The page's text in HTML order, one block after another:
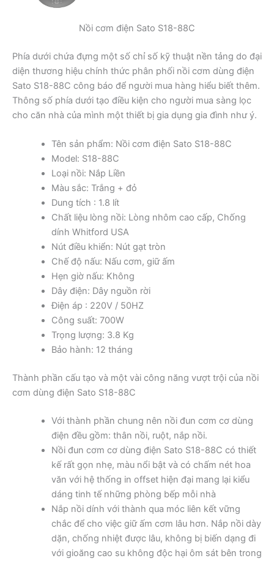
Nồi cơm điện Sato S18-88C
Phía dưới chứa đựng một số chỉ số kỹ thuật nền tảng do đại
diện thương hiệu chính thức phân phối nồi cơm dùng điện
Sato S18-88C công báo để người mua hàng hiểu biết thêm.
Thông số phía dưới tạo điều kiện cho người mua sàng lọc
cho căn nhà của mình một thiết bị gia dụng gia đình như ý.
Tên sản phẩm: Nồi cơm điện Sato S18-88C
Model: S18-88C
Loại nồi: Nắp Liền
Màu sắc: Trắng + đỏ
Dung tích : 1.8 lít
Chất liệu lòng nồi: Lòng nhôm cao cấp, Chống
dính Whitford USA
Nút điều khiển: Nút gạt tròn
Chế độ nấu: Nấu cơm, giữ ấm
Hẹn giờ nấu: Không
Dây điện: Dây nguồn rời
Điện áp : 220V / 50HZ
Công suất: 700W
Trọng lượng: 3.8 Kg
Bảo hành: 12 tháng
Thành phần cấu tạo và một vài công năng vượt trội của nồi
cơm dùng điện Sato S18-88C
Với thành phần chung nên nồi đun cơm cơ dùng
điện đều gồm: thân nồi, ruột, nắp nồi.
Nồi đun cơm cơ dùng điện Sato S18-88C có thiết
kế rất gọn nhẹ, màu nổi bật và có chấm nét hoa
văn với hệ thống in offset hiện đại mang lại kiểu
dáng tinh tế những phòng bếp mỗi nhà
Nắp nồi dính với thành qua móc liên kết vững
chắc để cho việc giữ ấm cơm lâu hơn. Nắp nồi dày
dặn, chống nhiệt được lâu, không bị biến dạng đi
với gioăng cao su không độc hại ôm sát bên trong